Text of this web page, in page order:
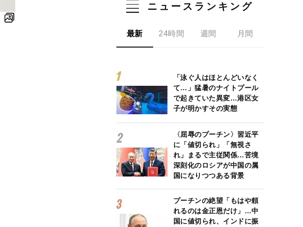
ニュースランキング
最新 24時間 週間 月間
「泳ぐ人はほとんどいなく
て…」猛暑のナイトプール
で起きていた異変…港区女
子が明かすその実態
〈屈辱のプーチン〉習近平
に「値切られ」「無視さ
れ」まるで主従関係…苦境
深刻化のロシアが中国の属
国になりつつある背景
プーチンの絶望「もはや頼
れるのは金正恩だけ」…中
国に値切られ、インドに振